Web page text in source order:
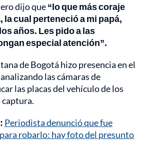
dijo que“lo que más coraje
la cual perteneció a mi papá,
años. Les pido a las
especial atención”.
de Bogotá hizo presencia en el
las cámaras de
las placas del vehículo de los
captura.
Periodista denunció que fue
robarlo: hay foto del presunto